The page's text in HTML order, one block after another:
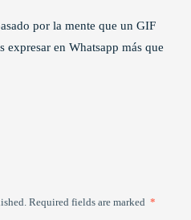
por la mente que un GIF
expresar en Whatsapp más que
Required fields are marked *